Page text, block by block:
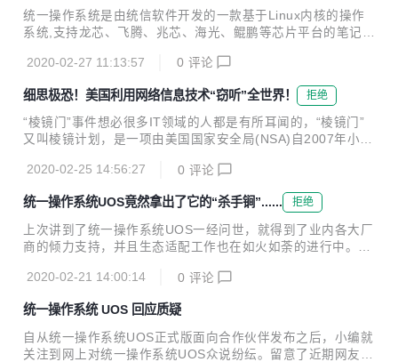
系统，各种类型的网络攻击势必接连涌现，其背后酝酿着不可
预知的网络安全风暴！ 统一操作系统UOS的应对方案 UOS如
的笔记本、台式机、一体机和工作站以及服务器。 统一桌面操
统一操作系统是由统信软件开发的一款基于Linux内核的操作
系统,支持龙芯、飞腾、兆芯、海光、鲲鹏等芯片平台的笔记
统以桌面应用场景为主，包含自主研发的桌面环境和多款原创
应用，能够满足用户的日常办公和娱乐需求。 统一服务器操作
系统以服务器支撑服务场景为主，面向用户的业务平台提供标
准化服务、虚拟化、云计算支撑，并满足未来业务拓展和容灾
需求的高可用和分布式支撑。 近日，书生电子公司两款产品书
生电子签章系统V2.0和书生阅读器V2.0与统信软件旗下的统一
操作系统UOS完成适配工作，此次适配的环境基于鲲鹏、龙
2020-02-27 11:13:57 0 评论
细思极恐！美国利用网络信息技术“窃听”全世界！ 拒绝
“棱镜门”事件想必很多IT领域的人都是有所耳闻的，“棱镜门”
又叫棱镜计划，是一项由美国国家安全局(NSA)自2007年小布
为"US-984XN"。 2013年6月，前中情局（CIA）职员爱德华·
斯诺登将两份绝密资料交给英国《卫报》和美国《华盛顿邮
报》，并告知媒体何时发表。按照设定的计划，2013年6月5
日，英国《卫报》先扔出了第一颗舆论炸弹：美国国家安全局
有一项代号为"棱镜"的秘密项目，要求电信巨头威瑞森公司必
报》披露称，过去6年间，美国国家安全局和联邦调查局通过
2020-02-25 14:56:27 0 评论
统一操作系统UOS竟然拿出了它的“杀手锏”...... 拒绝
上次讲到了统一操作系统UOS一经问世，就得到了业内各大厂
商的倾力支持，并且生态适配工作也在如火如荼的进行中。今
“杀手锏”是啥！ UOS基于Deepin，可以说是站在巨人的肩膀
版排行中，Deepin长期居于国际前十，受欢迎程度甚至比肩U
buntu等，拥有全球33个国家105个镜像站点。在此基础之
上，UOS团队集结了国内众多操作系统研发人才，专注Linux
2020-02-21 14:00:14 0 评论
统一操作系统 UOS 回应质疑
自从统一操作系统UOS正式版面向合作伙伴发布之后，小编就
关注到网上对统一操作系统UOS众说纷纭。留意了近期网友们